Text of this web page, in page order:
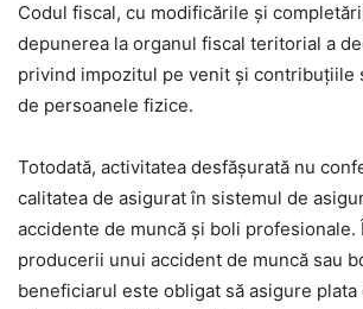
Codul fiscal, cu modificările şi
depunerea la organul fiscal teritorial a
privind impozitul pe venit şi contribuţiile
de persoanele fizice.
Totodată, activitatea desfăşurată nu
calitatea de asigurat în sistemul de
accidente de muncă şi boli profesionale.
producerii unui accident de muncă sau
beneficiarul este obligat să asigure